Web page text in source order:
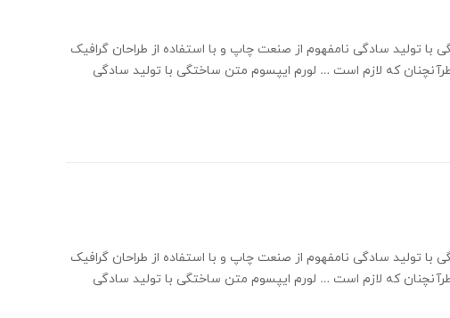
تولید سادگی نامفهوم از صنعت چاپ و با استفاده از طراحان گرافیک
که لازم است … لورم ایپسوم متن ساختگی با تولید سادگی
تولید سادگی نامفهوم از صنعت چاپ و با استفاده از طراحان گرافیک
که لازم است … لورم ایپسوم متن ساختگی با تولید سادگی